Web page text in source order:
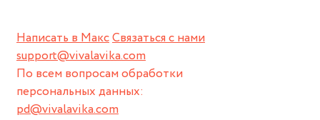
Написать в МаксСвязаться с нами
support@vivalavika.com
По всем вопросам обработки
персональных данных:
pd@vivalavika.com